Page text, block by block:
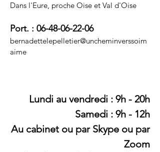
Dans l'Eure, proche Oise et Val d'Oise
Port. : 06-48-06-22-06
bernadettelepelletier@uncheminverssoim
aime
Lundi au vendredi : 9h - 20h​​
Samedi : 9h - 12h
Au cabinet ou par Skype ou par
Zoom